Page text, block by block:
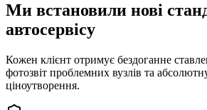
Ми встановили нові
автосервісу
Кожен клієнт отримує бездоганне
фотозвіт проблемних вузлів та
ціноутворення.